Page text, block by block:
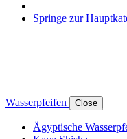
Springe zur
Wasserpfeifen Close
Ägyptische